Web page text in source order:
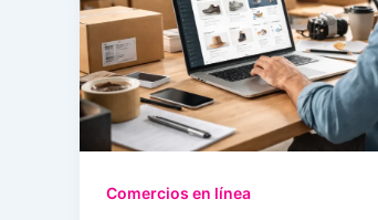
Comercios en línea